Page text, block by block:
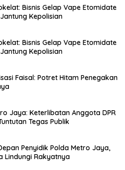
Bisnis Gelap Vape Etomidate
Kepolisian
Bisnis Gelap Vape Etomidate
Kepolisian
Faisal: Potret Hitam Penegakan
Jaya: Keterlibatan Anggota DPR
Tegas Publik
Penyidik Polda Metro Jaya,
Lindungi Rakyatnya